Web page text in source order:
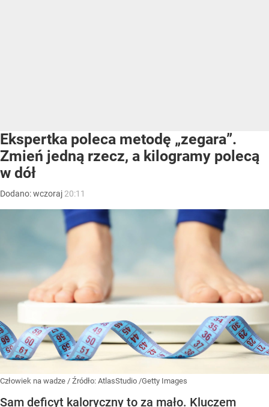
Ekspertka poleca metodę „zegara”.
Zmień jedną rzecz, a kilogramy polecą
w dół
Dodano:wczoraj 20:11
Człowiek na wadze / Źródło: AtlasStudio /Getty Images
Sam deficyt kaloryczny to za mało. Kluczem